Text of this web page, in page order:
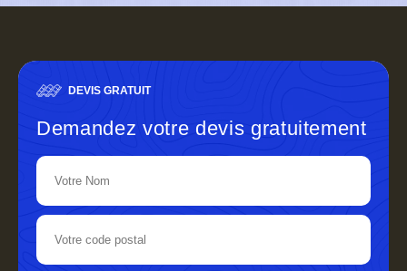
DEVIS GRATUIT
Demandez votre devis gratuitement